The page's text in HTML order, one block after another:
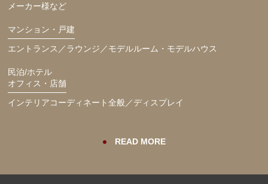
メーカー様など
マンション・戸建
エントランス／ラウンジ／モデルルーム・モデルハウス
民泊/ホテル
オフィス・店舗
インテリアコーディネート全般／ディスプレイ
READ MORE